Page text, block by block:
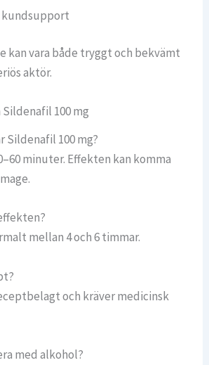
kundsupport
kan vara både tryggt och bekvämt
aktör.
100 mg
Sildenafil 100 mg?
minuter. Effekten kan komma
mellan 4 och 6 timmar.
och kräver medicinsk
med alkohol?